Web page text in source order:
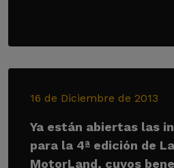
16 de Diciembre de 2013
Ya están abiertas las
para la 4ª edición de
MotorLand, cuyos